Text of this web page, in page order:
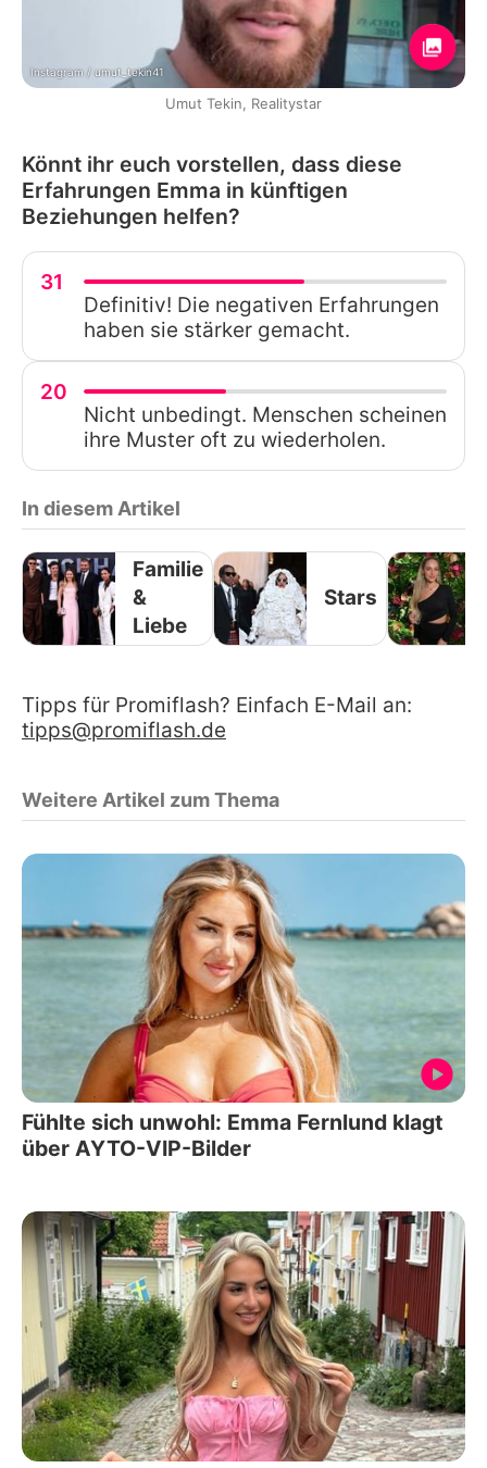
Instagram / umut_tekin41
Umut Tekin, Realitystar
Könnt ihr euch vorstellen, dass diese
Erfahrungen Emma in künftigen
Beziehungen helfen?
31
Definitiv! Die negativen Erfahrungen
haben sie stärker gemacht.
20
Nicht unbedingt. Menschen scheinen
ihre Muster oft zu wiederholen.
In diesem Artikel
Familie
&
Liebe
Stars
Tipps für Promiflash? Einfach E-Mail an:
tipps@promiflash.de
Weitere Artikel zum Thema
Fühlte sich unwohl: Emma Fernlund klagt
über AYTO-VIP-Bilder